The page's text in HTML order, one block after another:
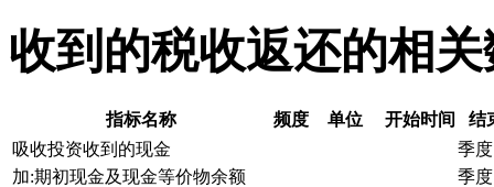
收到的税收返还的相
指标名称 频度 单位 开始时间
结
吸收投资收到的现金
季度
加:期初现金及现金等价物余额
季度